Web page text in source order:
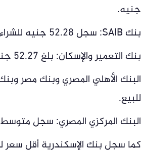
جنيه.
بنك SAIB: سجل 52.28 جنيه للشراء و52.38 جنيه للبيع.
بنك التعمير والإسكان: بلغ 52.27 جنيه للشراء و52.37 جنيه للبيع.
للبيع.
البنك المركزي المصري: سجل متوسط 52.2199 جنيه للشراء و52.3589 جنيه للبيع.